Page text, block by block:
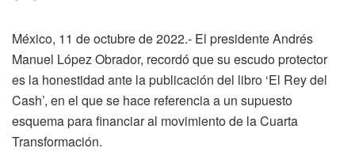
México, 11 de octubre de 2022.- El presidente Andrés
Manuel López Obrador, recordó que su escudo protector
es la honestidad ante la publicación del libro ‘El Rey del
Cash’, en el que se hace referencia a un supuesto
esquema para financiar al movimiento de la Cuarta
Transformación.